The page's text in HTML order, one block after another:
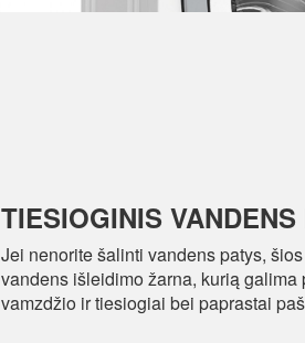
TIESIOGINIS
Jei nenorite šalinti vandens patys,
vandens išleidimo žarna, kurią
vamzdžio ir tiesiogiai bei paprastai